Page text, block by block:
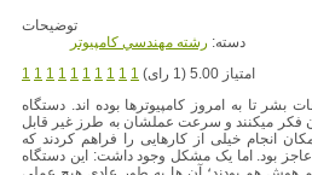
توضیحات
دسته: رشته مهندسي کامپيوتر
1 1 1 1 1 1 1 1 1 1
امتیاز 5.00 (1 رای)
بشر تا به امروز کامپیوترها بوده اند. دستگاه
فکر میکنند و سرعت عملشان به طرز غیر قابل
انجام خیلی از کارهایی را فراهم کردند که
عاجز بود. اما یک مشکل وجود داشت: این دستگاه